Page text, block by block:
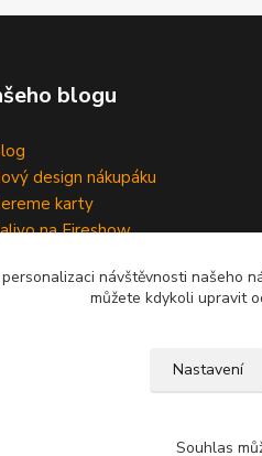
blogu
design nákupáku
karty
na Fireshow
návštěvnosti našeho
můžete kdykoli upravit
Nastavení
Souhlas